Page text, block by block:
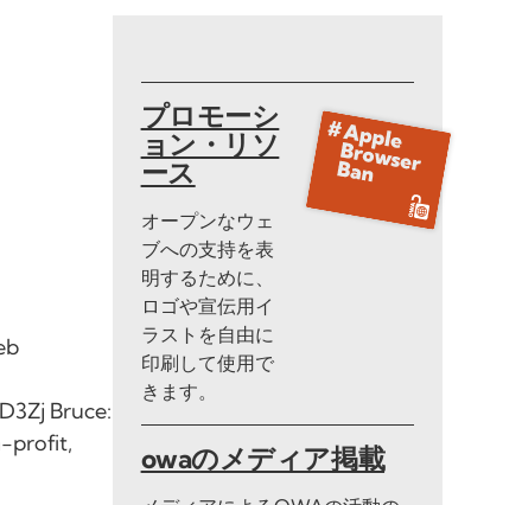
Bruce:
profit,
プロモーシ
ョン・リソ
ース
オープンなウェ
ブへの支持を表
明するために、
ロゴや宣伝用イ
ラストを自由に
印刷して使用で
きます。
owaのメディア掲載